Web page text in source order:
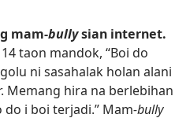
mam-bullysian internet.
taon mandok, “Boi do
ni sasahalak holan alani
Memang hira na berlebihan
i boi terjadi.” Mam-bully